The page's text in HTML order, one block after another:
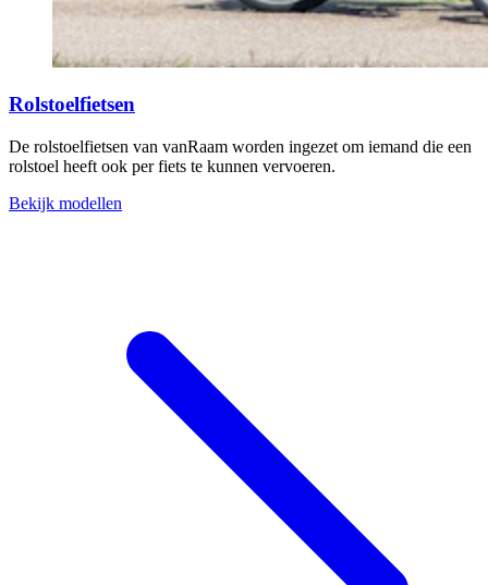
Rolstoelfietsen
De rolstoelfietsen van vanRaam worden ingezet om iemand die een
rolstoel heeft ook per fiets te kunnen vervoeren.
Bekijk modellen